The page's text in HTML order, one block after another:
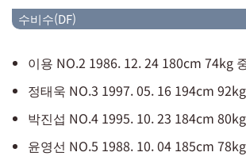
수비수(DF)
이용 NO.2 1986. 12. 24 180cm 74kg
정태욱 NO.3 1997. 05. 16 194cm
박진섭 NO.4 1995. 10. 23 184cm
윤영선 NO.5 1988. 10. 04 185cm